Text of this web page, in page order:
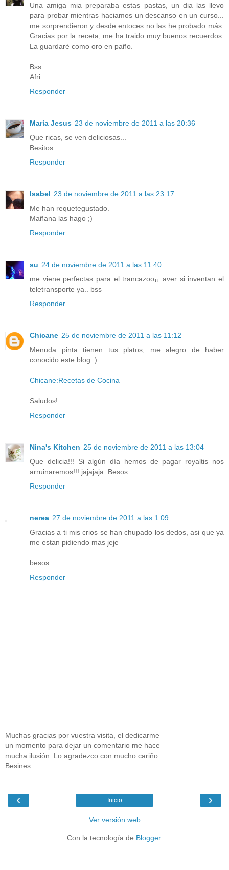
Una amiga mia preparaba estas pastas, un dia las llevo
para probar mientras haciamos un descanso en un curso...
me sorprendieron y desde entoces no las he probado más.
Gracias por la receta, me ha traido muy buenos recuerdos.
La guardaré como oro en paño.
Bss
Afri
Responder
Maria Jesus 23 de noviembre de 2011 a las 20:36
Que ricas, se ven deliciosas...
Besitos...
Responder
Isabel 23 de noviembre de 2011 a las 23:17
Me han requetegustado.
Mañana las hago ;)
Responder
su 24 de noviembre de 2011 a las 11:40
me viene perfectas para el trancazoo¡¡ aver si inventan el
teletransporte ya.. bss
Responder
Chicane 25 de noviembre de 2011 a las 11:12
Menuda pinta tienen tus platos, me alegro de haber
conocido este blog :)
Chicane:Recetas de Cocina
Saludos!
Responder
Nina's Kitchen 25 de noviembre de 2011 a las 13:04
Que delicia!!! Si algún día hemos de pagar royaltis nos
arruinaremos!!! jajajaja. Besos.
Responder
nerea 27 de noviembre de 2011 a las 1:09
Gracias a ti mis crios se han chupado los dedos, asi que ya
me estan pidiendo mas jeje
besos
Responder
Muchas gracias por vuestra visita, el dedicarme
un momento para dejar un comentario me hace
mucha ilusión. Lo agradezco con mucho cariño.
Besines
‹ ›
Inicio
Ver versión web
Con la tecnología de Blogger.